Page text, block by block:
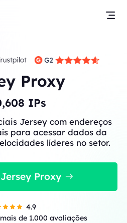
Proxy
IPs
Jersey com endereços
para acessar dados da
líderes no setor.
Proxy
4.9
de 1.000 avaliações